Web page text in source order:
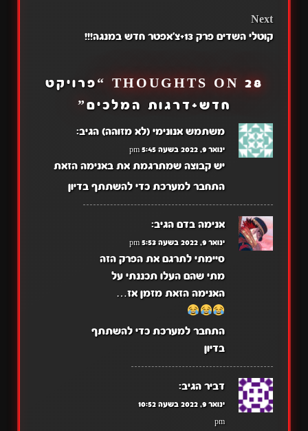
Next
קוטלי השדים פרק 13+צ'אפטר חדש במנגה!!!
28 THOUGHTS ON “
פרויקט
חדש+דרגות המלכים ”
משתמש אנונימי (לא מזוהה) הגיב:
ינואר 9, 2022 בשעה 5:45 pm
יש קבוצה שמתרגמת את באנימה הזאת
התחבר למערכת כדי להשתתף בדיון
אנימה בדם הגיב:
ינואר 9, 2022 בשעה 5:53 pm
סיימתי לתרגם את הפרק הזה
מתי שהם העלו תכננתי על
האנימה הזאת מזמן אז…
התחבר למערכת כדי להשתתף
בדיון
דביר הגיב:
ינואר 9, 2022 בשעה 10:52
pm